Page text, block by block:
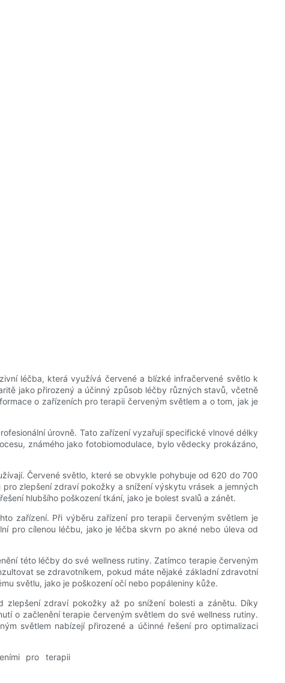
léčba, která využívá červené a blízké infračervené světlo k
jako přirozený a účinný způsob léčby různých stavů, včetně
o zařízeních pro terapii červeným světlem a o tom, jak je
úrovně. Tato zařízení vyzařují specifické vlnové délky
známého jako fotobiomodulace, bylo vědecky prokázáno,
Červené světlo, které se obvykle pohybuje od 620 do 700
zlepšení zdraví pokožky a snížení výskytu vrásek a jemných
hlubšího poškození tkání, jako je bolest svalů a zánět.
zařízení. Při výběru zařízení pro terapii červeným světlem je
pro cílenou léčbu, jako je léčba skvrn po akné nebo úleva od
této léčby do své wellness rutiny. Zatímco terapie červeným
se zdravotníkem, pokud máte nějaké základní zdravotní
světlu, jako je poškození očí nebo popáleniny kůže.
zlepšení zdraví pokožky až po snížení bolesti a zánětu. Díky
o začlenění terapie červeným světlem do své wellness rutiny.
světlem nabízejí přirozené a účinné řešení pro optimalizaci